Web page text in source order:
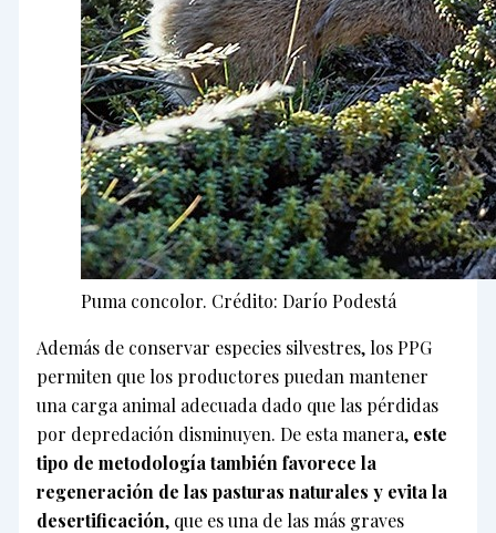
Puma concolor. Crédito: Darío Podestá
Además de conservar especies silvestres, los PPG
permiten que los productores puedan mantener
una carga animal adecuada dado que las pérdidas
por depredación disminuyen. De esta manera, este
tipo de metodología también favorece la
regeneración de las pasturas naturales y evita la
desertificación, que es una de las más graves